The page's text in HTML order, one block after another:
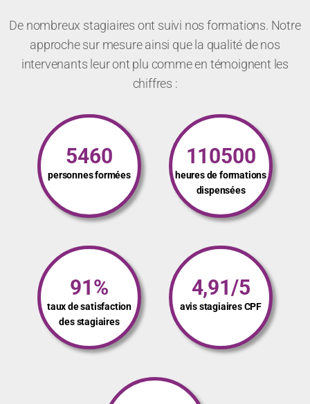
De nombreux stagiaires ont suivi nos formations. Notre
approche sur mesure ainsi que la qualité de nos
intervenants leur ont plu comme en témoignent les
chiffres :
5460
personnes formées
110500
heures de formations
dispensées
91%
taux de satisfaction
des stagiaires
4,91/5
avis stagiaires CPF